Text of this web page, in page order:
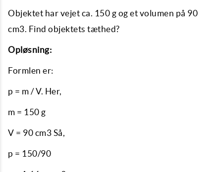
Objektet har vejet ca. 150 g og et volumen på 90
cm3. Find objektets tæthed?
Opløsning:
Formlen er:
p = m / V. Her,
m = 150 g
V = 90 cm3 Så,
p = 150/90